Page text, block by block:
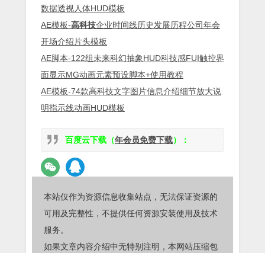
数据透视人体HUD模板
AE模板-高科技企业时间线历史发展历程公司年会
开场介绍片头模板
AE脚本-122组未来科幻抽象HUD科技感FUI触控界
面显示MG动画元素预设脚本+使用教程
AE模板-74款高科技文字图片信息介绍细节放大说
明指示线动画HUD模板
百度云下载（年会员免费下载）：
本站仅作为资源信息收集站点，无法保证资源的
可用及完整性，不提供任何资源安装使用及技术
服务。
如果文章内容介绍中无特别注明，本网站压缩包